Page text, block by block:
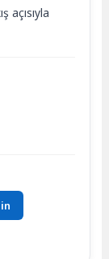
açısıyla